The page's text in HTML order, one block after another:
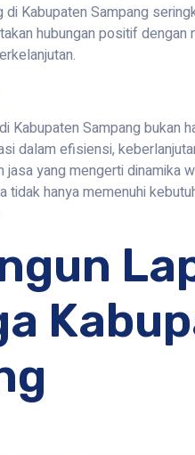
di Kabupaten Sampang
hubungan positif
Kabupaten Sampang bukan
dalam efisiensi,
jasa yang mengerti dinamika
tidak hanya memenuhi